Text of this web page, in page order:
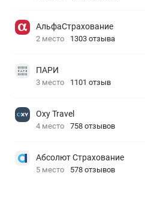
АльфаСтрахование
2 место 1303 отзыва
ПАРИ
3 место 1101 отзыв
Oxy Travel
4 место 758 отзывов
Абсолют Страхование
5 место 578 отзывов